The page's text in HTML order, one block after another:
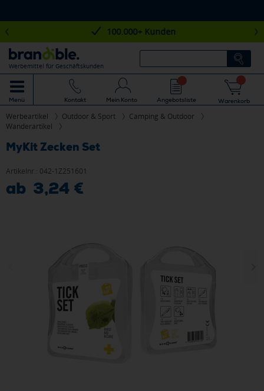
100.000+ Kunden
Werbemittel für Geschäftskunden
Menü Kontakt Mein Konto Angebotsliste Warenkorb
Werbeartikel Outdoor & Sport
Camping & Outdoor
Wanderartikel
MyKit Zecken Set
Artikelnr.: 042-1Z251601
ab 3,24 €